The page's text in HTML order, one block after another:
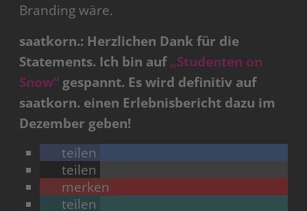
Branding wäre.
saatkorn.: Herzlichen Dank für die
Statements. Ich bin auf„Studenten on
Snow“ gespannt. Es wird definitiv auf
saatkorn. einen Erlebnisbericht dazu im
Dezember geben!
teilen
teilen
merken
teilen